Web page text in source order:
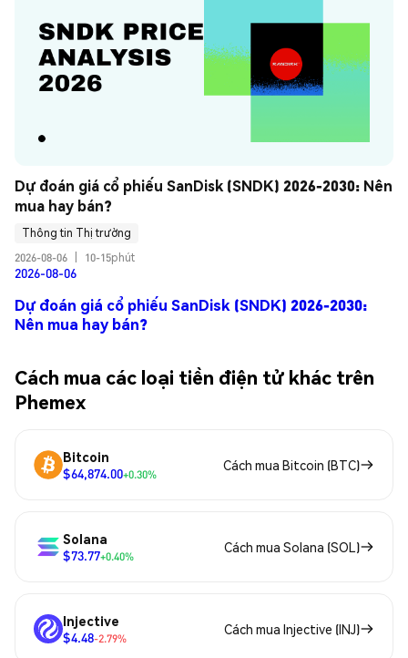
Dự đoán giá cổ phiếu SanDisk (SNDK) 2026-2030: Nên
mua hay bán?
Thông tin Thị trường
2026-08-06
10-15phút
2026-08-06
Dự đoán giá cổ phiếu SanDisk (SNDK) 2026-2030:
Nên mua hay bán?
Cách mua các loại tiền điện tử khác trên
Phemex
Bitcoin
$64,874.00+0.30%
Cách mua Bitcoin (BTC)
Solana
$73.77+0.40%
Cách mua Solana (SOL)
Injective
$4.48-2.79%
Cách mua Injective (INJ)